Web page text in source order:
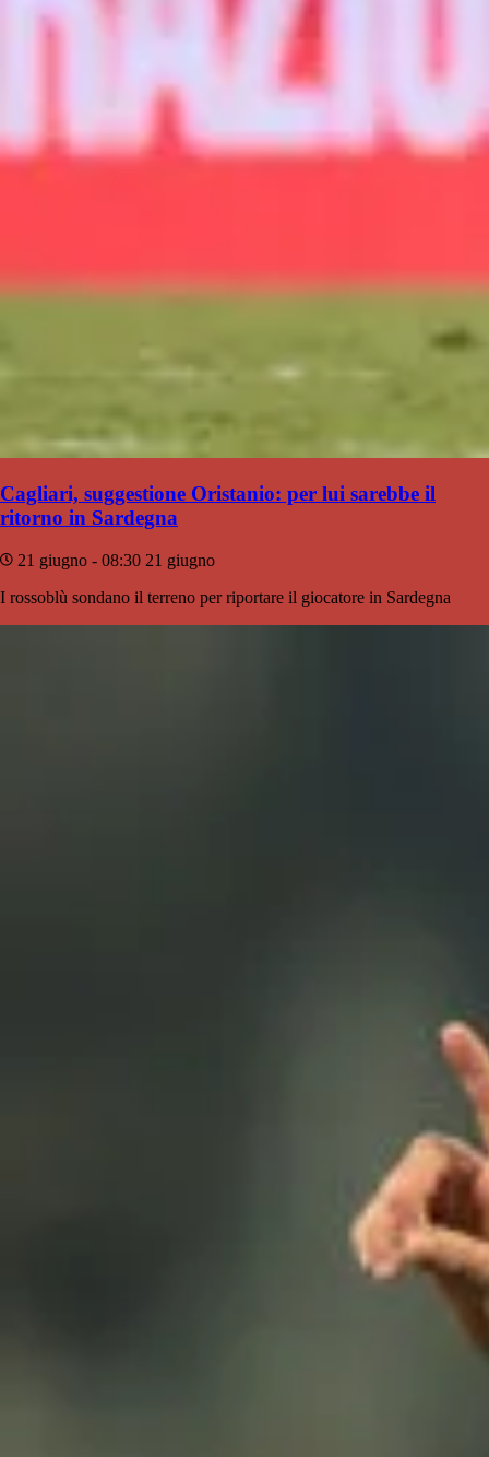
Cagliari, suggestione Oristanio: per lui sarebbe il
ritorno in Sardegna
21 giugno - 08:30 21 giugno
I rossoblù sondano il terreno per riportare il giocatore in Sardegna